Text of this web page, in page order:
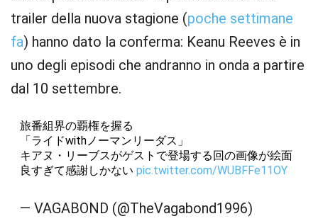
trailer della nuova stagione (poche settimane
fa) hanno dato la conferma: Keanu Reeves è in
uno degli episodi che andranno in onda a partire
dal 10 settembre.
旅番組界の覇権を握る
「ライドwithノーマンリーダス」
キアヌ・リーブスがゲストで登場する回の画像が絵面
良すぎて感謝しかない pic.twitter.com/WUBFFe11OY
— VAGABOND (@TheVagabond1996)